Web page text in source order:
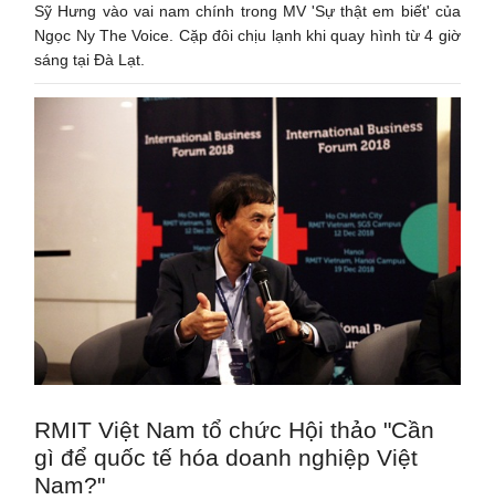
Sỹ Hưng vào vai nam chính trong MV 'Sự thật em biết' của
Ngọc Ny The Voice. Cặp đôi chịu lạnh khi quay hình từ 4 giờ
sáng tại Đà Lạt.
RMIT Việt Nam tổ chức Hội thảo "Cần
gì để quốc tế hóa doanh nghiệp Việt
Nam?"